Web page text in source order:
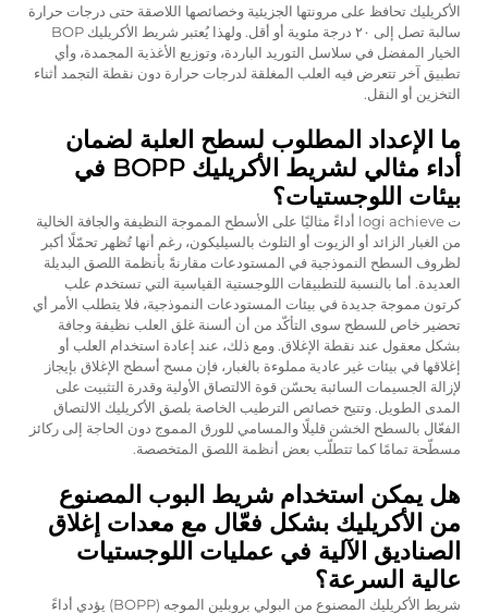
الأكريليك تحافظ على مرونتها الجزيئية وخصائصها اللاصقة حتى درجات حرارة
سالبة تصل إلى ٢٠ درجة مئوية أو أقل. ولهذا يُعتبر شريط الأكريليك BOP
الخيار المفضل في سلاسل التوريد الباردة، وتوزيع الأغذية المجمدة، وأي
تطبيق آخر تتعرض فيه العلب المغلقة لدرجات حرارة دون نقطة التجمد أثناء
التخزين أو النقل.
ما الإعداد المطلوب لسطح العلبة لضمان
أداء مثالي لشريط الأكريليك BOPP في
بيئات اللوجستيات؟
ت logi achieve أداءً مثاليًا على الأسطح المموجة النظيفة والجافة الخالية
من الغبار الزائد أو الزيوت أو التلوث بالسيليكون، رغم أنها تُظهر تحمّلًا أكبر
لظروف السطح النموذجية في المستودعات مقارنةً بأنظمة اللصق البديلة
العديدة. أما بالنسبة للتطبيقات اللوجستية القياسية التي تستخدم علب
كرتون مموجة جديدة في بيئات المستودعات النموذجية، فلا يتطلب الأمر أي
تحضير خاص للسطح سوى التأكّد من أن ألسنة غلق العلب نظيفة وجافة
بشكل معقول عند نقطة الإغلاق. ومع ذلك، عند إعادة استخدام العلب أو
إغلاقها في بيئات غير عادية مملوءة بالغبار، فإن مسح أسطح الإغلاق بإيجاز
لإزالة الجسيمات السائبة يحسّن قوة الالتصاق الأولية وقدرة التثبيت على
المدى الطويل. وتتيح خصائص الترطيب الخاصة بلصق الأكريليك الالتصاق
الفعّال بالسطح الخشن قليلًا والمسامي للورق المموج دون الحاجة إلى ركائز
مسطّحة تمامًا كما تتطلّب بعض أنظمة اللصق المتخصصة.
هل يمكن استخدام شريط البوب المصنوع
من الأكريليك بشكل فعّال مع معدات إغلاق
الصناديق الآلية في عمليات اللوجستيات
عالية السرعة؟
شريط الأكريليك المصنوع من البولي بروبلين الموجه (BOPP) يؤدي أداءً